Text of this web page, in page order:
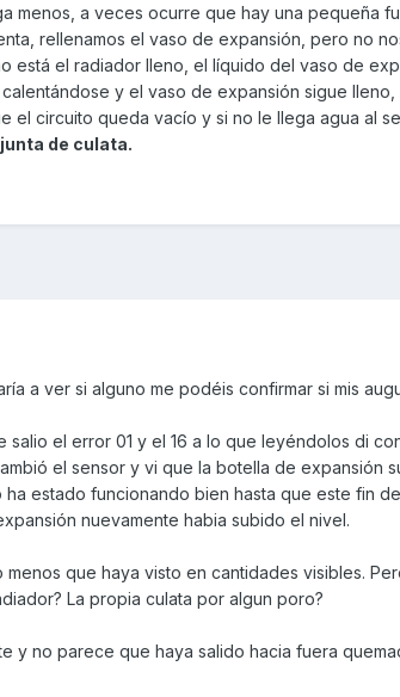
menos, a veces ocurre que hay una pequeña
rellenamos el vaso de expansión, pero no
está el radiador lleno, el líquido del vaso de
y el vaso de expansión sigue
el circuito queda vacío y si no le llega agua al
junta de culata.
a ver si alguno me podéis confirmar si mis
salio el error 01 y el 16 a lo que leyéndolos di
el sensor y vi que la botella de expansión
estado funcionando bien hasta que este fin
nuevamente habia subido el nivel.
que haya visto en cantidades visibles.
La propia culata por algun poro?
y no parece que haya salido hacia fuera